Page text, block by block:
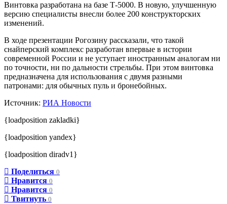
Винтовка разработана на базе Т-5000. В новую, улучшенную
версию специалисты внесли более 200 конструкторских
изменений.
В ходе презентации Рогозину рассказали, что такой
снайперский комплекс разработан впервые в истории
современной России и не уступает иностранным аналогам ни
по точности, ни по дальности стрельбы. При этом винтовка
предназначена для использования с двумя разными
патронами: для обычных пуль и бронебойных.
Источник: РИА Новости
{loadposition zakladki}
{loadposition yandex}
{loadposition diradv1}
Поделиться 0
Нравится 0
Нравится 0
Твитнуть 0